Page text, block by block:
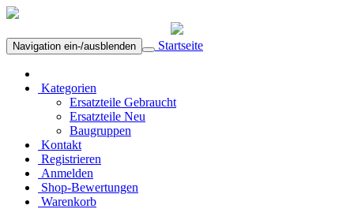
Navigation ein-/ausblenden Startseite
Kategorien
Ersatzteile Gebraucht
Ersatzteile Neu
Baugruppen
Kontakt
Registrieren
Anmelden
Shop-Bewertungen
Warenkorb